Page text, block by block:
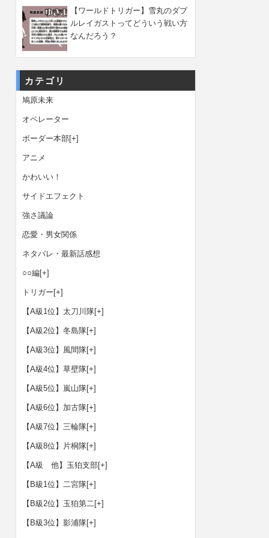
【ワールドトリガー】雪丸のダブ
ルレイガストってどういう戦い方
なんだろう？
カテゴリ
鳩原未来
オペレーター
ボーダー本部[+]
アニメ
かわいい！
サイドエフェクト
強さ議論
恋愛・男女関係
ネタバレ・最新話感想
○○編[+]
トリガー [+]
【A級1位】太刀川隊[+]
【A級2位】冬島隊[+]
【A級3位】風間隊[+]
【A級4位】草壁隊[+]
【A級5位】嵐山隊[+]
【A級6位】加古隊[+]
【A級7位】三輪隊[+]
【A級8位】片桐隊[+]
【A級 他】玉狛支部[+]
【B級1位】二宮隊[+]
【B級2位】玉狛第二[+]
【B級3位】影浦隊[+]